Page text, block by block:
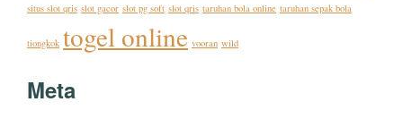
situs slot qris slot gacor slot pg soft slot qris taruhan bola online taruhan sepak bola
tiongkok togel online vooran wild
Meta